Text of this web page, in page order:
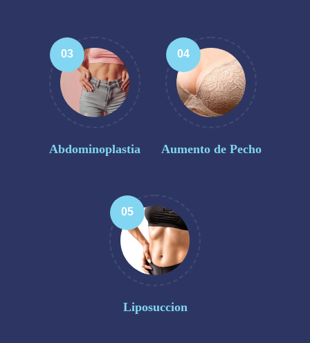
03
Abdominoplastia
04
Aumento de Pecho
05
Liposuccion